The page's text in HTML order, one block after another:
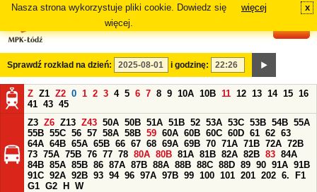
Nasza strona wykorzystuje pliki cookie. Dowiedz się
więcej.
więcej x
Sprawdź rozkład na dzień: i godzinę:
Z Z1 Z2 0 1 2 3 4 5 6 7 8 9 10A 10B 11 12 13 14 15 16
41 43 45
Z3 Z6 Z13 Z43 50A 50B 51A 51B 52 53A 53C 53B 54B 55A
55B 55C 56 57 58A 58B 59 60A 60B 60C 60D 61 62 63
64A 64B 65A 65B 66 67 68 69A 69B 70 71A 71B 72A 72B
73 75A 75B 76 77 78 80A 80B 81A 81B 82A 82B 83 84A
84B 85A 85B 86 87A 87B 88A 88B 88C 88D 89 90 91A 91B
91C 92A 92B 93 94 96 97A 97B 99 100 101 201 202 6.
F1
G1 G2 H
W